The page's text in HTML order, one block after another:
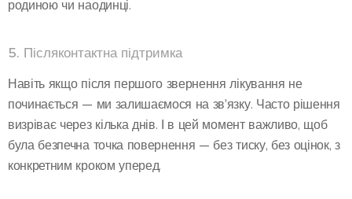
родиною чи наодинці.
5. Післяконтактна підтримка
Навіть якщо після першого звернення лікування не
починається — ми залишаємося на зв'язку. Часто рішення
визріває через кілька днів. І в цей момент важливо, щоб
була безпечна точка повернення — без тиску, без оцінок, з
конкретним кроком уперед.